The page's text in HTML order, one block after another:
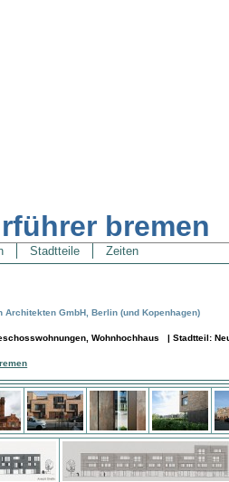
bremen
Stadtteile Zeiten
GmbH, Berlin (und Kopenhagen)
Wohnhochhaus | Stadtteil: